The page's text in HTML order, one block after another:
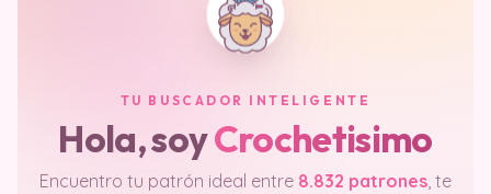
TU BUSCADOR INTELIGENTE
Hola, soyCrochetisimo
Encuentro tu patrón ideal entre 8.832 patrones , te